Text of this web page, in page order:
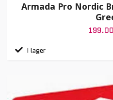
Armada Pro Nordic
I lager